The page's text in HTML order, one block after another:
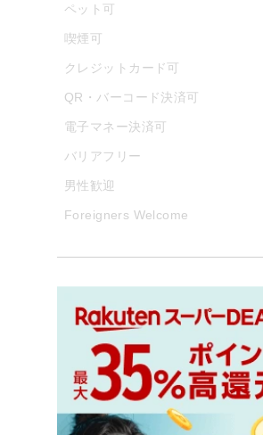
ペット可
喫煙可
クレジットカード可
QR・バーコード決済可
電子マネー決済可
バリアフリー
男性歓迎
Foreigners Welcome